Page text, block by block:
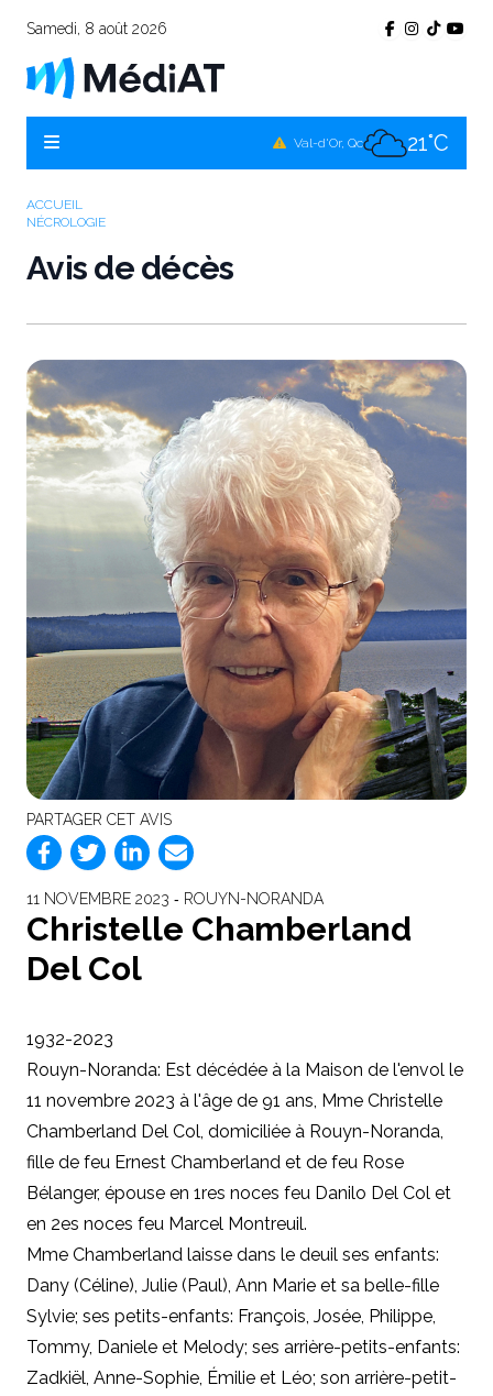
Samedi, 8 août 2026
Val-d'Or, Qc 21°C
ACCUEIL
NÉCROLOGIE
Avis de décès
PARTAGER CET AVIS
11 NOVEMBRE 2023 ‐ ROUYN-NORANDA
Christelle Chamberland
Del Col
1932-2023
Rouyn-Noranda: Est décédée à la Maison de l'envol le
11 novembre 2023 à l'âge de 91 ans, Mme Christelle
Chamberland Del Col, domiciliée à Rouyn-Noranda,
fille de feu Ernest Chamberland et de feu Rose
Bélanger, épouse en 1res noces feu Danilo Del Col et
en 2es noces feu Marcel Montreuil.
Mme Chamberland laisse dans le deuil ses enfants:
Dany (Céline), Julie (Paul), Ann Marie et sa belle-fille
Sylvie; ses petits-enfants: François, Josée, Philippe,
Tommy, Daniele et Melody; ses arrière-petits-enfants:
Zadkiël, Anne-Sophie, Émilie et Léo; son arrière-petit-